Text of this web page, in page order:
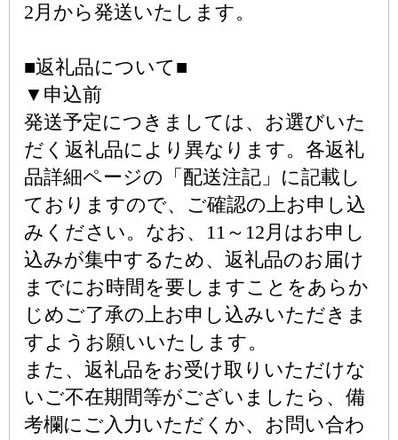
2月から発送いたします。
■返礼品について■
▼申込前
発送予定につきましては、お選びいた
だく返礼品により異なります。各返礼
品詳細ページの「配送注記」に記載し
ておりますので、ご確認の上お申し込
みください。なお、11～12月はお申し
込みが集中するため、返礼品のお届け
までにお時間を要しますことをあらか
じめご了承の上お申し込みいただきま
すようお願いいたします。
また、返礼品をお受け取りいただけな
いご不在期間等がございましたら、備
考欄にご入力いただくか、お問い合わ